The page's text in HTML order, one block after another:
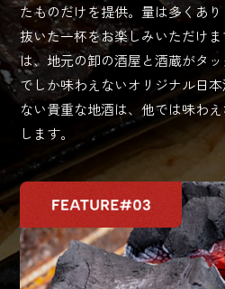
たものだけを提供。量は多くあ
抜いた一杯をお楽しみいただけ
は、地元の卸の酒屋と酒蔵がタ
でしか味わえないオリジナル日
ない貴重な地酒は、他では味わ
します。